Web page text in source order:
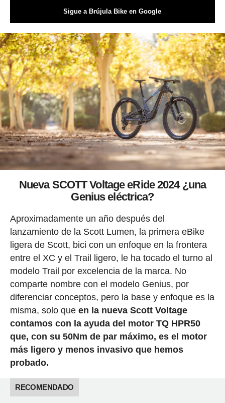
Sigue a Brújula Bike en Google
Nueva SCOTT Voltage eRide 2024 ¿una
Genius eléctrica?
Aproximadamente un año después del
lanzamiento de la Scott Lumen, la primera eBike
ligera de Scott, bici con un enfoque en la frontera
entre el XC y el Trail ligero, le ha tocado el turno al
modelo Trail por excelencia de la marca. No
comparte nombre con el modelo Genius, por
diferenciar conceptos, pero la base y enfoque es la
misma, solo que en la nueva Scott Voltage
contamos con la ayuda del motor TQ HPR50
que, con su 50Nm de par máximo, es el motor
más ligero y menos invasivo que hemos
probado.
RECOMENDADO